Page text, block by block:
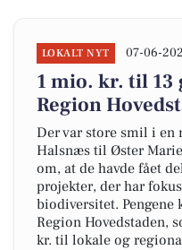
LOKALT NYT 07-06-
1 mio. kr. til
Region
Der var store smil i
Halsnæs til Øster
om, at de havde fået
projekter, der har
biodiversitet. Pengene
Region Hovedstaden,
kr. til lokale og